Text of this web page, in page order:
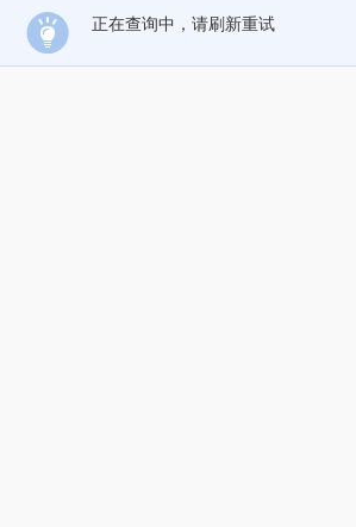
正在查询中，请刷新重试